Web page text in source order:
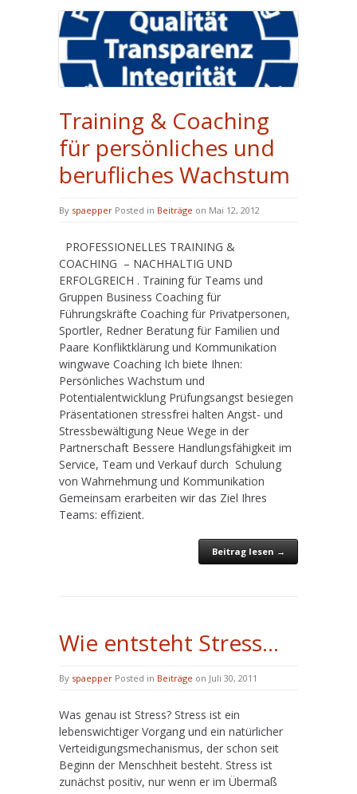
Training & Coaching
für persönliches und
berufliches Wachstum
By spaepper Posted in Beiträge on Mai 12, 2012
PROFESSIONELLES TRAINING &
COACHING – NACHHALTIG UND
ERFOLGREICH . Training für Teams und
Gruppen Business Coaching für
Führungskräfte Coaching für Privatpersonen,
Sportler, Redner Beratung für Familien und
Paare Konfliktklärung und Kommunikation
wingwave Coaching Ich biete Ihnen:
Persönliches Wachstum und
Potentialentwicklung Prüfungsangst besiegen
Präsentationen stressfrei halten Angst- und
Stressbewältigung Neue Wege in der
Partnerschaft Bessere Handlungsfähigkeit im
Service, Team und Verkauf durch Schulung
von Wahrnehmung und Kommunikation
Gemeinsam erarbeiten wir das Ziel Ihres
Teams: effizient.
Beitrag lesen →
Wie entsteht Stress…
By spaepper Posted in Beiträge on Juli 30, 2011
Was genau ist Stress? Stress ist ein
lebenswichtiger Vorgang und ein natürlicher
Verteidigungsmechanismus, der schon seit
Beginn der Menschheit besteht. Stress ist
zunächst positiv, nur wenn er im Übermaß